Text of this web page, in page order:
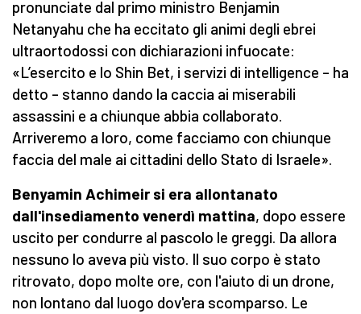
pronunciate dal primo ministro Benjamin
Netanyahu che ha eccitato gli animi degli ebrei
ultraortodossi con dichiarazioni infuocate:
«L’esercito e lo Shin Bet, i servizi di intelligence – ha
detto – stanno dando la caccia ai miserabili
assassini e a chiunque abbia collaborato.
Arriveremo a loro, come facciamo con chiunque
faccia del male ai cittadini dello Stato di Israele».
Benyamin Achimeir si era allontanato
dall'insediamento venerdì mattina, dopo essere
uscito per condurre al pascolo le greggi. Da allora
nessuno lo aveva più visto. Il suo corpo è stato
ritrovato, dopo molte ore, con l'aiuto di un drone,
non lontano dal luogo dov'era scomparso. Le